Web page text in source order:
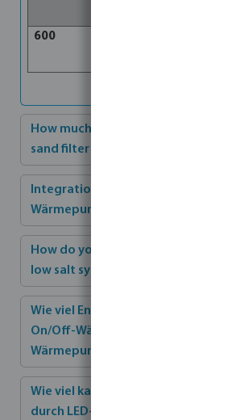
600
How much water can I save if you
sand filter to a cartridge filter ?
Integration von Sonnenkollektoren
Wärmepumpe
How do you replace a chlorine
low salt system?
Wie viel Energie kann ich sparen,
On/Off-Wärmepumpe auf eine
Wärmepumpe umsteige?
Wie viel kann ich sparen, wenn ich
durch LED-Lampen ersetze?